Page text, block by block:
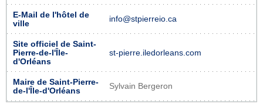
E-Mail de l'hôtel de
ville
info@stpierreio.ca
Site officiel de Saint-
Pierre-de-l'Île-
d'Orléans
st-pierre.iledorleans.com
Maire de Saint-Pierre-
de-l'Île-d'Orléans
Sylvain Bergeron